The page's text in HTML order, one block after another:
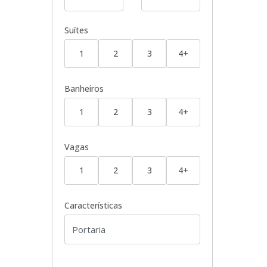
Suítes
1 2 3 4+
Banheiros
1 2 3 4+
Vagas
1 2 3 4+
Características